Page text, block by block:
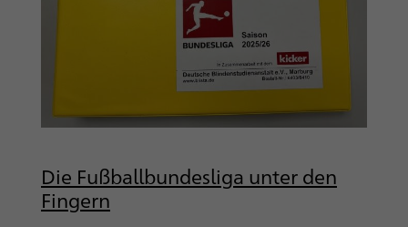
Die Fußballbundesliga unter den
Fingern